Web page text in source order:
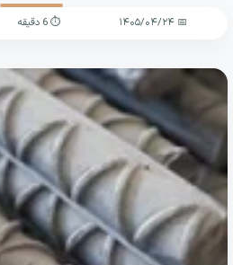
تحلیل
دلار
فرصت
شغلی
تماس
📅 ۱۴۰۵/۰۴/۲۴ ⏱ 6 دقیقه